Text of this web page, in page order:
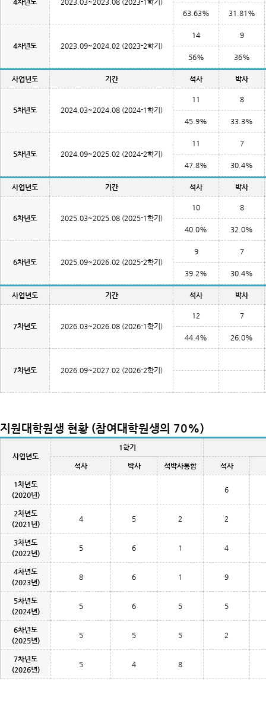
4차년도
2023.03~2023.08 (2023-1학기)
63.63%
31.81%
4차년도 2023.09~2024.02 (2023-2학기)
14 9
56% 36%
사업년도 기간 석사 박사
5차년도 2024.03~2024.08 (2024-1학기)
11 8
45.9% 33.3%
5차년도 2024.09~2025.02 (2024-2학기)
11 7
47.8% 30.4%
사업년도 기간 석사 박사
6차년도 2025.03~2025.08 (2025-1학기)
10 8
40.0% 32.0%
6차년도 2025.09~2026.02 (2025-2학기)
9 7
39.2% 30.4%
사업년도 기간 석사 박사
7차년도 2026.03~2026.08 (2026-1학기)
12 7
44.4% 26.0%
7차년도 2026.09~2027.02 (2026-2학기)
지원대학원생 현황 (참여대학원생의 70%)
사업년도
1학기
석사 박사 석박사통합 석사
1차년도
(2020년)
6
2차년도
(2021년)
4 5 2 2
3차년도
(2022년)
5 6 1 4
4차년도
(2023년)
8 6 1 9
5차년도
(2024년)
5 6 5 5
6차년도
(2025년)
5 5 5 2
7차년도
(2026년)
5 4 8